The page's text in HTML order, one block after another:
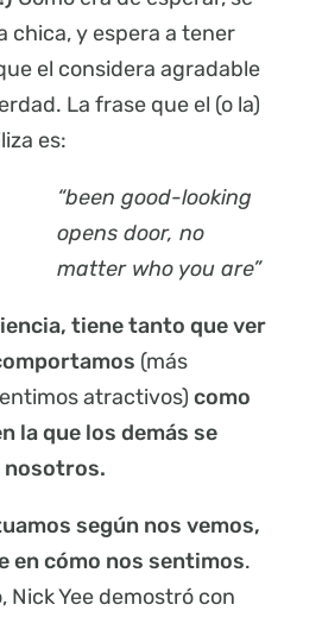
chica, y espera a tener
el considera agradable
La frase que el (o la)
es:
“been good-looking
opens door, no
matter who you are”
tiene tanto que ver
(más
atractivos) como
la que los demás se
nosotros.
según nos vemos,
en cómo nos sentimos.
Nick Yee demostró con